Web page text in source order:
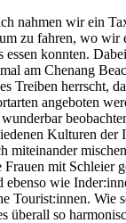
nahmen wir ein
zu fahren, wo wir
essen konnten.
am Chenang
Treiben herrscht,
angeboten
Kulturen der
miteinander
Frauen mit Schleier
ebenso wie
Tourist:innen. Wie
überall so